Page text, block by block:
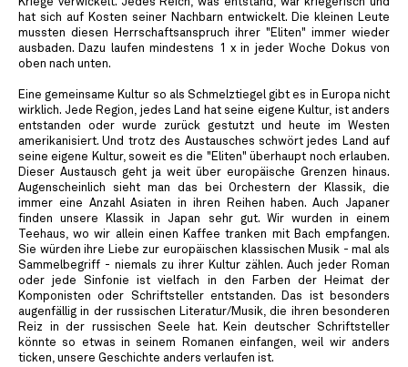
Kriege verwickelt. Jedes Reich, was entstand, war kriegerisch und
hat sich auf Kosten seiner Nachbarn entwickelt. Die kleinen Leute
mussten diesen Herrschaftsanspruch ihrer "Eliten" immer wieder
ausbaden. Dazu laufen mindestens 1 x in jeder Woche Dokus von
oben nach unten.
Eine gemeinsame Kultur so als Schmelztiegel gibt es in Europa nicht
wirklich. Jede Region, jedes Land hat seine eigene Kultur, ist anders
entstanden oder wurde zurück gestutzt und heute im Westen
amerikanisiert. Und trotz des Austausches schwört jedes Land auf
seine eigene Kultur, soweit es die "Eliten" überhaupt noch erlauben.
Dieser Austausch geht ja weit über europäische Grenzen hinaus.
Augenscheinlich sieht man das bei Orchestern der Klassik, die
immer eine Anzahl Asiaten in ihren Reihen haben. Auch Japaner
finden unsere Klassik in Japan sehr gut. Wir wurden in einem
Teehaus, wo wir allein einen Kaffee tranken mit Bach empfangen.
Sie würden ihre Liebe zur europäischen klassischen Musik - mal als
Sammelbegriff - niemals zu ihrer Kultur zählen. Auch jeder Roman
oder jede Sinfonie ist vielfach in den Farben der Heimat der
Komponisten oder Schriftsteller entstanden. Das ist besonders
augenfällig in der russischen Literatur/Musik, die ihren besonderen
Reiz in der russischen Seele hat. Kein deutscher Schriftsteller
könnte so etwas in seinem Romanen einfangen, weil wir anders
ticken, unsere Geschichte anders verlaufen ist.